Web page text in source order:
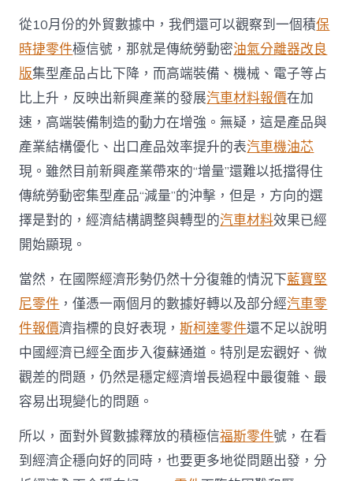
從10月份的外貿數據中，我們還可以觀察到一個積保
時捷零件極信號，那就是傳統勞動密油氣分離器改良
版集型產品占比下降，而高端裝備、機械、電子等占
比上升，反映出新興產業的發展汽車材料報價在加
速，高端裝備制造的動力在增強。無疑，這是產品與
產業結構優化、出口產品效率提升的表汽車機油芯
現。雖然目前新興產業帶來的“增量”還難以抵擋得住
傳統勞動密集型產品“減量”的沖擊，但是，方向的選
擇是對的，經濟結構調整與轉型的汽車材料效果已經
開始顯現。
當然，在國際經濟形勢仍然十分復雜的情況下藍寶堅
尼零件 ，僅憑一兩個月的數據好轉以及部分經汽車零
件報價濟指標的良好表現，斯柯達零件還不足以說明
中國經濟已經全面步入復蘇通道。特別是宏觀好、微
觀差的問題，仍然是穩定經濟增長過程中最復雜、最
容易出現變化的問題。
所以，面對外貿數據釋放的積極信福斯零件號，在看
到經濟企穩向好的同時，也要更多地從問題出發，分